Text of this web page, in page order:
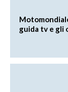
guida tv e gli